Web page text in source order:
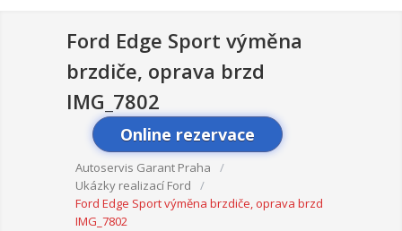
Ford Edge Sport výměna
brzdiče, oprava brzd
IMG_7802
Online rezervace
Autoservis Garant Praha
/
Ukázky realizací Ford
/
Ford Edge Sport výměna brzdiče, oprava brzd
IMG_7802